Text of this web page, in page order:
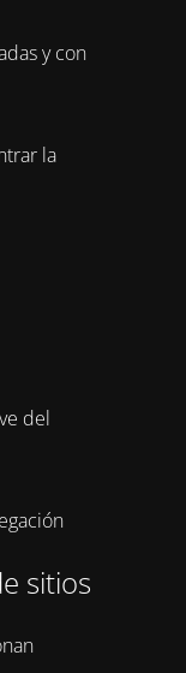
y con
la
del
sitios